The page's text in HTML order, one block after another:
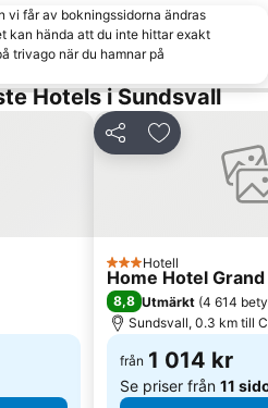
vi får av bokningssidorna ändras
kan hända att du inte hittar exakt
trivago när du hamnar på
Hotels i Sundsvall
Dela Lägg till i
3 Stjärnor
Hotell
Home Hotel
8,8 Utmärkt (4 614
Sundsvall, 0.3 km till
från 1 014 kr
Se priser från 11